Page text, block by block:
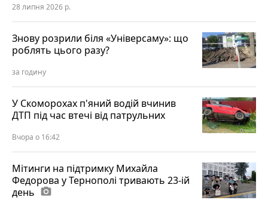
28 липня 2026 р.
Знову розрили біля «Універсаму»: що
роблять цього разу?
за годину
У Скоморохах п'яний водій вчинив
ДТП під час втечі від патрульних
Вчора о 16:42
Мітинги на підтримку Михайла
Федорова у Тернополі тривають 23-ій
день photo_camera